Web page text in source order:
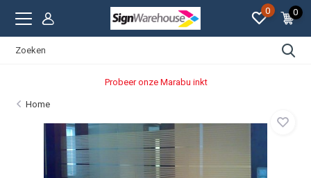
0 0
Probeer onze Marabu inkt
Home